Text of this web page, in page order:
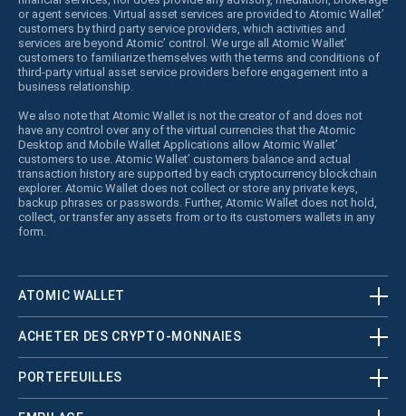
or agent services. Virtual asset services are provided to Atomic Wallet’
customers by third party service providers, which activities and
services are beyond Atomic’ control. We urge all Atomic Wallet’
customers to familiarize themselves with the terms and conditions of
third-party virtual asset service providers before engagement into a
business relationship.
We also note that Atomic Wallet is not the creator of and does not
have any control over any of the virtual currencies that the Atomic
Desktop and Mobile Wallet Applications allow Atomic Wallet’
customers to use. Atomic Wallet’ customers balance and actual
transaction history are supported by each cryptocurrency blockchain
explorer. Atomic Wallet does not collect or store any private keys,
backup phrases or passwords. Further, Atomic Wallet does not hold,
collect, or transfer any assets from or to its customers wallets in any
form.
ATOMIC WALLET
ACHETER DES CRYPTO-MONNAIES
PORTEFEUILLES